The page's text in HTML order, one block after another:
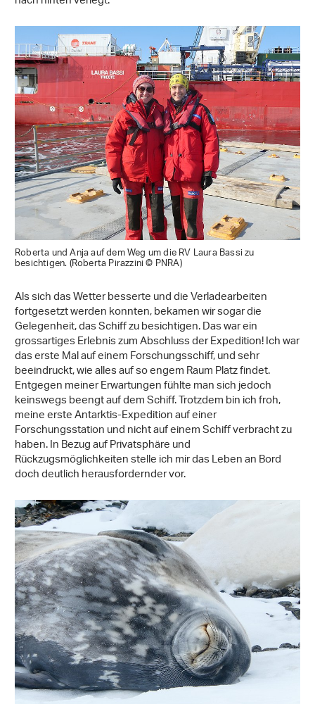
Roberta und Anja auf dem Weg um die RV Laura Bassi zu
besichtigen. (Roberta Pirazzini © PNRA)
Als sich das Wetter besserte und die Verladearbeiten
fortgesetzt werden konnten, bekamen wir sogar die
Gelegenheit, das Schiff zu besichtigen. Das war ein
grossartiges Erlebnis zum Abschluss der Expedition! Ich war
das erste Mal auf einem Forschungsschiff, und sehr
beeindruckt, wie alles auf so engem Raum Platz findet.
Entgegen meiner Erwartungen fühlte man sich jedoch
keinswegs beengt auf dem Schiff. Trotzdem bin ich froh,
meine erste Antarktis-Expedition auf einer
Forschungsstation und nicht auf einem Schiff verbracht zu
haben. In Bezug auf Privatsphäre und
Rückzugsmöglichkeiten stelle ich mir das Leben an Bord
doch deutlich herausfordernder vor.